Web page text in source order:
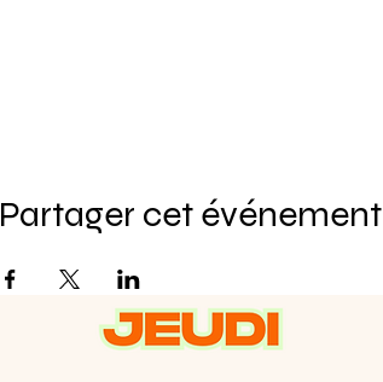
Partager cet événement